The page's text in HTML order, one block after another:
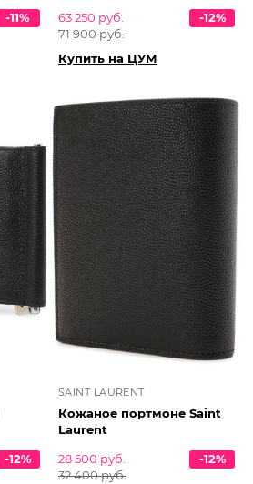
-11%
63 250 руб.
71 900 руб.
-12%
Купить на ЦУМ
-12%
SAINT LAURENT
Кожаное портмоне Saint
Laurent
28 500 руб.
32 400 руб.
-12%